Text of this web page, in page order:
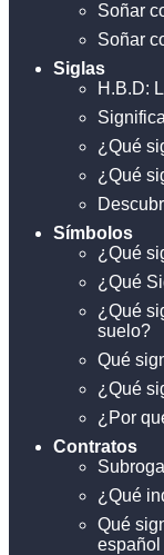
Soñar
Soñar
Siglas
H.B.D:
¿Qué
¿Qué
Símbolos
¿Qué
¿Qué
¿Qué
suelo?
Qué
¿Qué
¿Por
Contratos
¿Qué
Qué
español